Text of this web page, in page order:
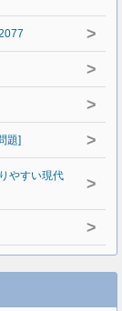
>
>
>
題] >
やすい現代
>
>